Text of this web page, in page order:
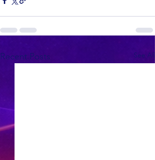
Recent Posts See All